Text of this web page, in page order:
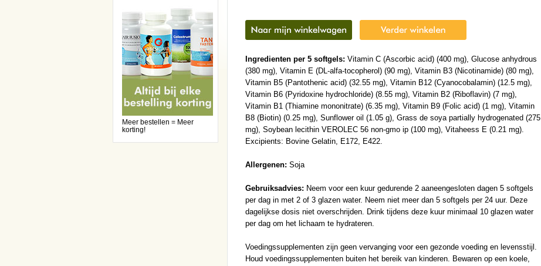
Meer bestellen = Meer
korting!
Ingredienten per 5 softgels: Vitamin C (Ascorbic acid) (400 mg), Glucose anhydrous
(380 mg), Vitamin E (DL-alfa-tocopherol) (90 mg), Vitamin B3 (Nicotinamide) (80 mg),
Vitamin B5 (Pantothenic acid) (32.55 mg), Vitamin B12 (Cyanocobalamin) (12.5 mg),
Vitamin B6 (Pyridoxine hydrochloride) (8.55 mg), Vitamin B2 (Riboflavin) (7 mg),
Vitamin B1 (Thiamine mononitrate) (6.35 mg), Vitamin B9 (Folic acid) (1 mg), Vitamin
B8 (Biotin) (0.25 mg), Sunflower oil (1.05 g), Grass de soya partially hydrogenated (275
mg), Soybean lecithin VEROLEC 56 non-gmo ip (100 mg), Vitaheess E (0.21 mg).
Excipients: Bovine Gelatin, E172, E422.
Allergenen: Soja
Gebruiksadvies: Neem voor een kuur gedurende 2 aaneengesloten dagen 5 softgels
per dag in met 2 of 3 glazen water. Neem niet meer dan 5 softgels per 24 uur. Deze
dagelijkse dosis niet overschrijden. Drink tijdens deze kuur minimaal 10 glazen water
per dag om het lichaam te hydrateren.
Voedingssupplementen zijn geen vervanging voor een gezonde voeding en levensstijl.
Houd voedingssupplementen buiten het bereik van kinderen. Bewaren op een koele,